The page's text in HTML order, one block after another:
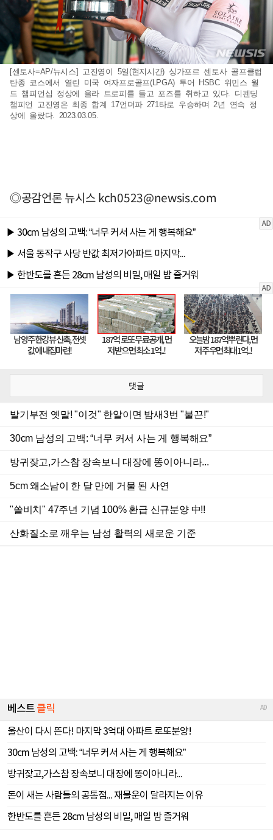
[센토사=AP/뉴시스] 고진영이 5일(현지시간) 싱가포르 센토사 골프클럽
탄종 코스에서 열린 미국 여자프로골프(LPGA) 투어 HSBC 위민스 월
드 챔피언십 정상에 올라 트로피를 들고 포즈를 취하고 있다. 디펜딩
챔피언 고진영은 최종 합계 17언더파 271타로 우승하며 2년 연속 정
상에 올랐다. 2023.03.05.
◎공감언론 뉴시스kch0523@newsis.com
댓글